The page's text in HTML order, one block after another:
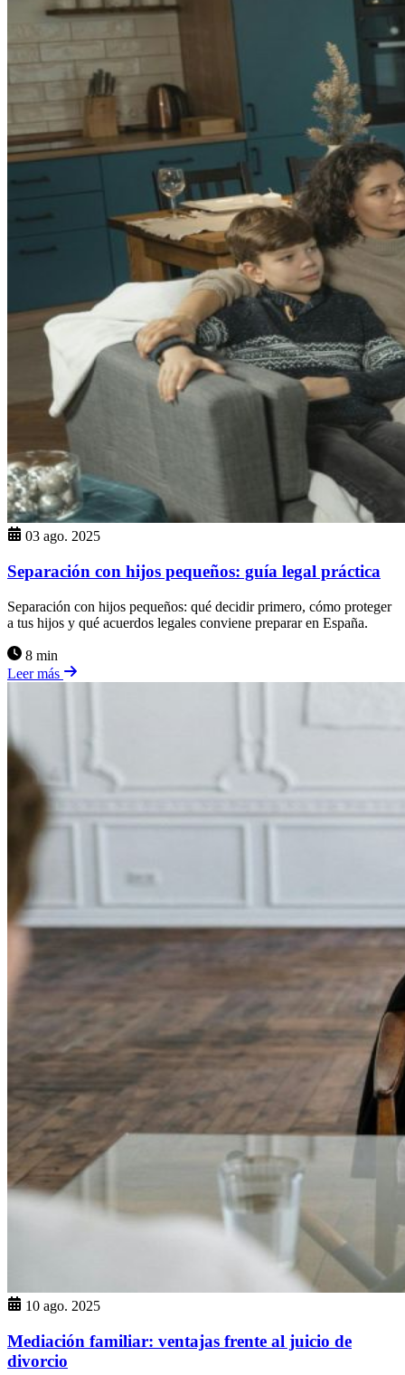
03 ago. 2025
Separación con hijos pequeños: guía legal práctica
Separación con hijos pequeños: qué decidir primero, cómo proteger
a tus hijos y qué acuerdos legales conviene preparar en España.
8 min
Leer más
10 ago. 2025
Mediación familiar: ventajas frente al juicio de
divorcio